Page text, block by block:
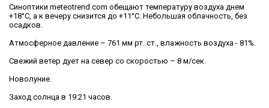
Синоптики meteotrend.com обещают температуру воздуха днем
+18°C, а к вечеру снизится до +11°C. Небольшая облачность, без
осадков.
Атмосферное давление – 761 мм рт. ст., влажность воздуха - 81%.
Свежий ветер дует на север со скоростью – 8 м/сек.
Новолуние.
Заход солнца в 19:21 часов.